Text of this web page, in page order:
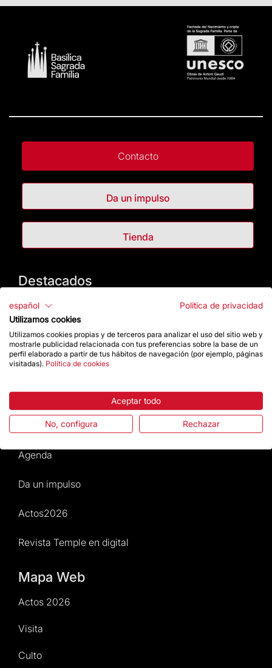
Contacto
Da un impulso
Tienda
Destacados
La Fundación
Preguntas frecuentes
Atención al Visitante
Normativa y condiciones de compra
Noticias y Actualidad
Agenda
Da un impulso
Actos2026
Revista Temple en digital
Mapa Web
Actos 2026
Visita
Culto
español
Política de privacidad
Utilizamos cookies
Utilizamos cookies propias y de terceros para analizar el uso del sitio web y
mostrarle publicidad relacionada con tus preferencias sobre la base de un
perfil elaborado a partir de tus hábitos de navegación (por ejemplo, páginas
visitadas). Política de cookies
Aceptar todo
No, configura Rechazar